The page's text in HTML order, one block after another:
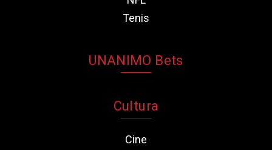
Tenis
UNANIMO Bets
Cultura
Cine